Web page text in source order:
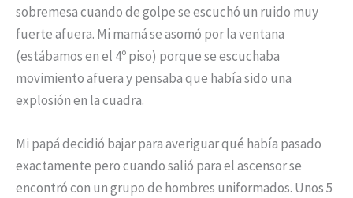
sobremesa cuando de golpe se escuchó un ruido muy
fuerte afuera. Mi mamá se asomó por la ventana
(estábamos en el 4º piso) porque se escuchaba
movimiento afuera y pensaba que había sido una
explosión en la cuadra.
Mi papá decidió bajar para averiguar qué había pasado
exactamente pero cuando salió para el ascensor se
encontró con un grupo de hombres uniformados. Unos 5